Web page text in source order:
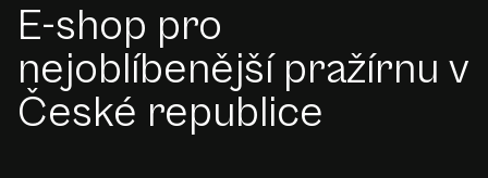
E-shop pro
nejoblíbenější pražírnu v
České republice